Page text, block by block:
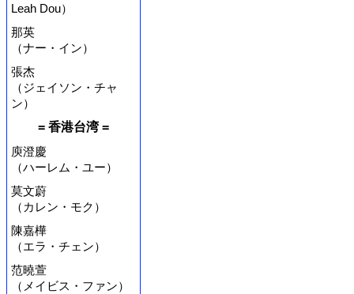
Leah Dou）
那英
（ナー・イン）
張杰
（ジェイソン・チャ
ン）
= 香港台湾 =
庾澄慶
（ハーレム・ユー）
莫文蔚
（カレン・モク）
陳嘉樺
（エラ・チェン）
范曉萱
（メイビス・ファン）